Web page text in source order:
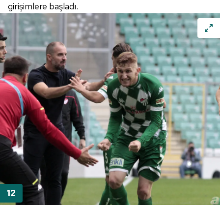
girişimlere başladı.